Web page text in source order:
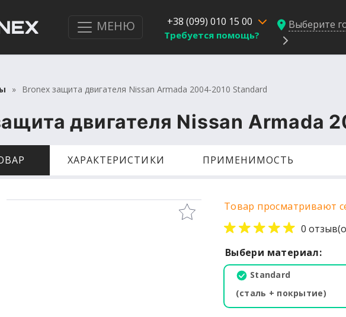
МЕНЮ +38 (099) 010 15 00
Требуется помощь?
Выберите
Bronex защита двигателя Nissan Armada 2004-2010 Standard
двигателя Nissan Armada
ХАРАКТЕРИСТИКИ ПРИМЕНИМОСТЬ
Товар просматривают
0
Выбери материал:
Standard
(сталь + покрытие)